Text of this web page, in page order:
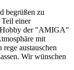
begrüßen zu
einer
Hobby der "AMIGA"
mit
austauschen
Wir wünschen